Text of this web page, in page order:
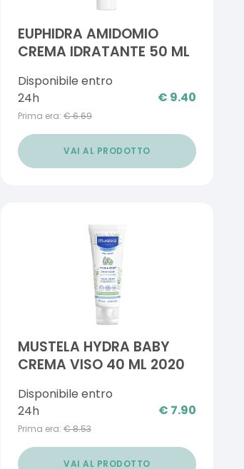
EUPHIDRA AMIDOMIO
CREMA IDRATANTE 50 ML
Disponibile entro
24h
Prima era: €6.69
€ 9.40
VAI AL PRODOTTO
MUSTELA HYDRA BABY
CREMA VISO 40 ML 2020
Disponibile entro
24h
Prima era: €8.53
€ 7.90
VAI AL PRODOTTO